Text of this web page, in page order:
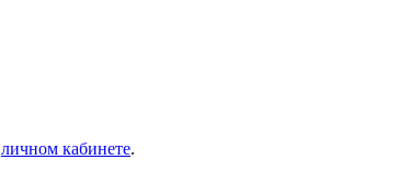
личном кабинете.